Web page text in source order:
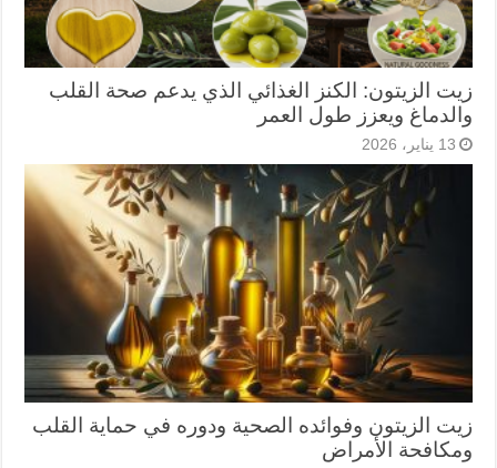
زيت الزيتون: الكنز الغذائي الذي يدعم صحة القلب
والدماغ ويعزز طول العمر
13 يناير، 2026
زيت الزيتون وفوائده الصحية ودوره في حماية القلب
ومكافحة الأمراض